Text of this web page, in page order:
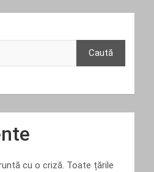
Caută
cu o criză. Toate țările